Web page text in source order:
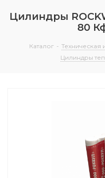
Цилиндры
80
Каталог - Техническая
Цилиндры